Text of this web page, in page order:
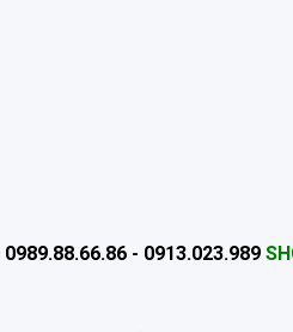
0989.88.66.86 - 0913.023.989